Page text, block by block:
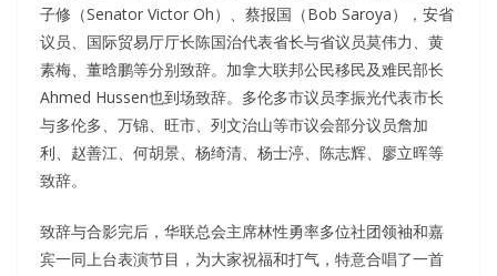
子修（Senator Victor Oh）、蔡报国（Bob Saroya），安省
议员、国际贸易厅厅长陈国治代表省长与省议员莫伟力、黄
素梅、董晗鹏等分别致辞。加拿大联邦公民移民及难民部长
Ahmed Hussen也到场致辞。多伦多市议员李振光代表市长
与多伦多、万锦、旺市、列文治山等市议会部分议员詹加
利、赵善江、何胡景、杨绮清、杨士渟、陈志辉、廖立晖等
致辞。
致辞与合影完后，华联总会主席林性勇率多位社团领袖和嘉
宾一同上台表演节目，为大家祝福和打气，特意合唱了一首